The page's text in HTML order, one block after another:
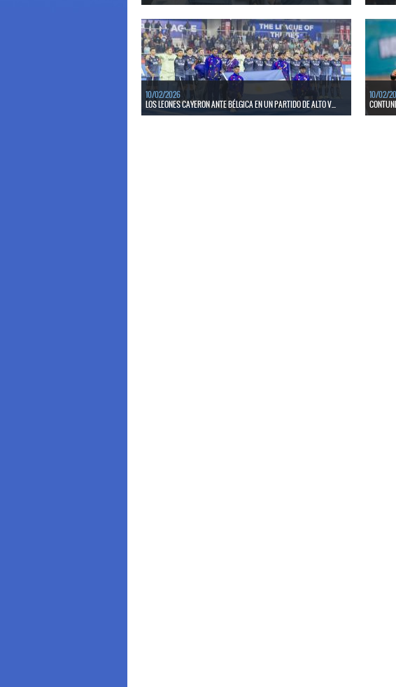
anfitrión en su segunda presentación en la presente
ventana de Pro League 2025-26.
LEER MÁS
LEER
10/02/2026
LOS LEONES CAYERON ANTE BÉLGICA EN UN PARTIDO DE ALTO V...
10/02/